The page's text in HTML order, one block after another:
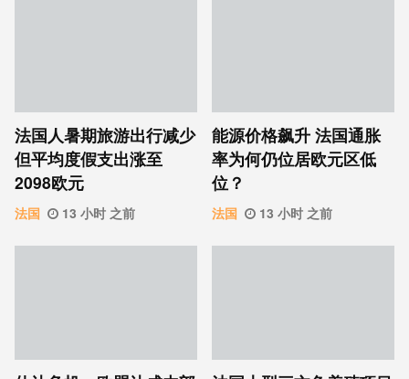
法国人暑期旅游出行减少
但平均度假支出涨至
2098欧元
法国 13 小时 之前
能源价格飙升 法国通胀
率为何仍位居欧元区低
位？
法国 13 小时 之前